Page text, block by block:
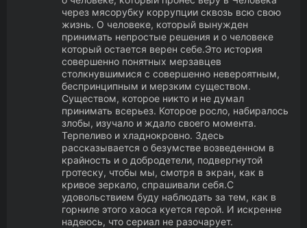
через мясорубку коррупции сквозь всю свою
жизнь. О человеке, который вынужден
принимать непростые решения и о человеке
который остается верен себе.Это история
совершенно понятных мерзавцев
столкнувшимися с совершенно невероятным,
беспринципным и мерзким существом.
Существом, которое никто и не думал
принимать всерьез. Которое росло, набиралось
злобы, изучало и ждало своего момента.
Терпеливо и хладнокровно. Здесь
рассказывается о безумстве возведенном в
крайность и о добродетели, подвергнутой
гротеску, чтобы мы, смотря в экран, как в
кривое зеркало, спрашивали себя.С
удовольствием буду наблюдать за тем, как в
горниле этого хаоса куется герой. И искренне
надеюсь, что сериал не разочарует.